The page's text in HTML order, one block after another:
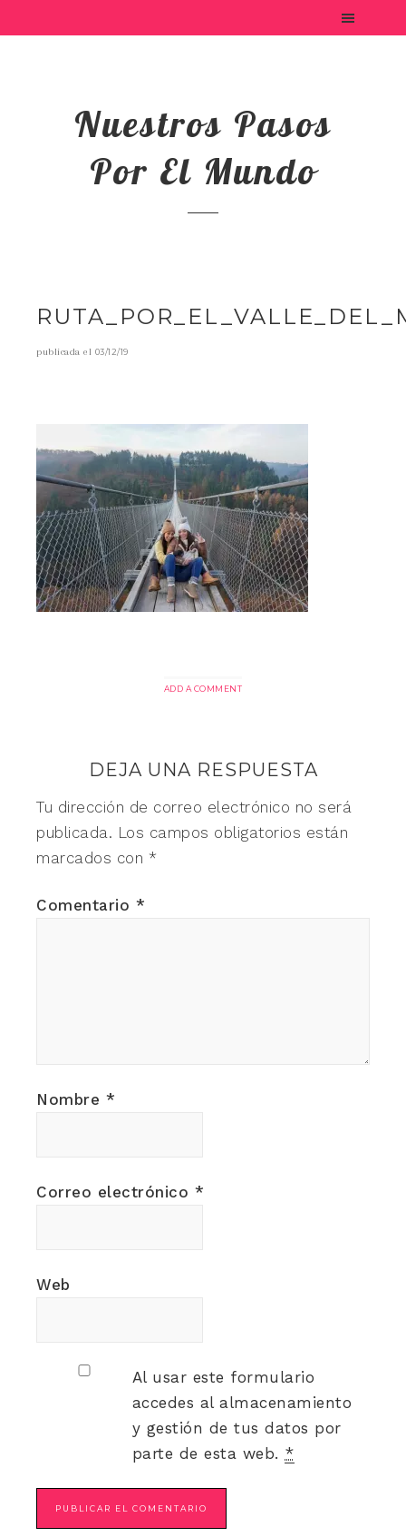
Nuestros Pasos
Por El Mundo
publicada el 03/12/19
ADD A COMMENT
DEJA UNA RESPUESTA
Tu dirección de correo electrónico no será
publicada. Los campos obligatorios están
marcados con *
Comentario *
Nombre *
Correo electrónico *
Web
Al usar este formulario
accedes al almacenamiento
y gestión de tus datos por
parte de esta web. *